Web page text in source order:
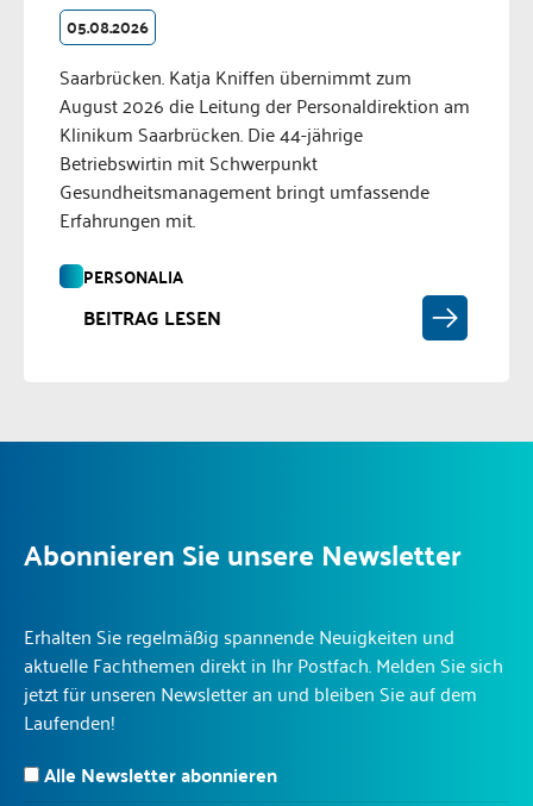
05.08.2026
Saarbrücken. Katja Kniffen übernimmt zum
August 2026 die Leitung der Personaldirektion am
Klinikum Saarbrücken. Die 44-jährige
Betriebswirtin mit Schwerpunkt
Gesundheitsmanagement bringt umfassende
Erfahrungen mit.
PERSONALIA
BEITRAG LESEN
Abonnieren Sie unsere Newsletter
Erhalten Sie regelmäßig spannende Neuigkeiten und
aktuelle Fachthemen direkt in Ihr Postfach. Melden Sie sich
jetzt für unseren Newsletter an und bleiben Sie auf dem
Laufenden!
Alle Newsletter abonnieren